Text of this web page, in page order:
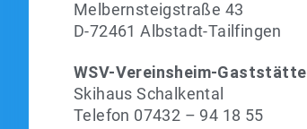
Melbernsteigstraße 43
D-72461 Albstadt-Tailfingen
WSV-Vereinsheim-Gaststätte
Skihaus Schalkental
Telefon 07432 – 94 18 55